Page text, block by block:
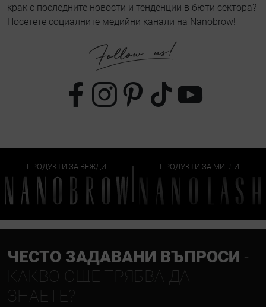
крак с последните новости и тенденции в бюти сектора?
Посетете социалните медийни канали на Nanobrow!
ПРОДУКТИ ЗА ВЕЖДИ ПРОДУКТИ ЗА МИГЛИ
ЧЕСТО ЗАДАВАНИ ВЪПРОСИ -
КАКВО ОЩЕ ТРЯБВА ДА
ЗНАЕТЕ?